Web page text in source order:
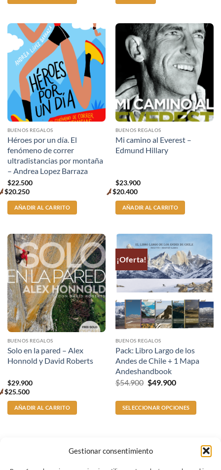
Gestionar consentimiento
BUENOS REGALOS
Héroes por un día. El
fenómeno de correr
ultradistancias por montaña
– Andrea Lopez Barraza
$22.500
Premium
price
$20.250
AÑADIR AL CARRITO
BUENOS REGALOS
Mi camino al Everest –
Edmund Hillary
$23.900
Premium
price
$20.400
AÑADIR AL CARRITO
BUENOS REGALOS
Solo en la pared – Alex
Honnold y David Roberts
$29.900
Premium
price
$25.500
AÑADIR AL CARRITO
¡Oferta!
BUENOS REGALOS
Pack: Libro Largo de los
Andes de Chile + 1 Mapa
Andeshandbook
$54.900 El
precio
era:
$54.900.
$49.900El
es:
$49.900.
SELECCIONAR OPCIONES